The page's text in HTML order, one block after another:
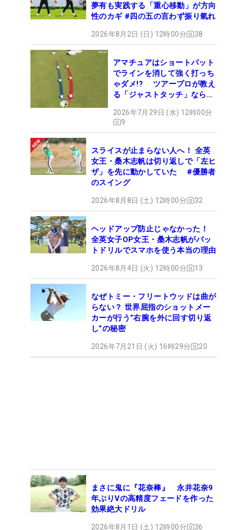
夢有も実践する「重心移動」が方向
性のカギ #四の五の言わず振り氣れ
2026年8月2日 (日) 12時00分 38
アマチュアはショートパット
でラインを消して強く打っち
ゃダメ!? ツアープロが教え
る「ジャストタッチ」なら3
2026年7月29日 (水) 12時00分
9
スライスが止まらない人へ！ 全英
女王・桑木志帆は切り返しで「左ヒ
ザ」を先に動かしていた #優勝者
のスイング
2026年8月8日 (土) 12時00分 32
ヘッドアップ防止じゃなかった！
全英女子OP女王・桑木志帆がパッ
トドリルでスマホを使う本当の理由
2026年8月4日 (火) 12時00分 13
なぜトミー・フリートウッドは曲が
らない？ 世界屈指のショットメー
カーが行う”右腕を外に回す切り返
し”の秘密
2026年7月21日 (火) 16時29分 20
まさに鬼に『花奈棒』 永井花奈9
年ぶりVの高精度フェードを作った
効果絶大ドリル
2026年8月1日 (土) 12時00分 36